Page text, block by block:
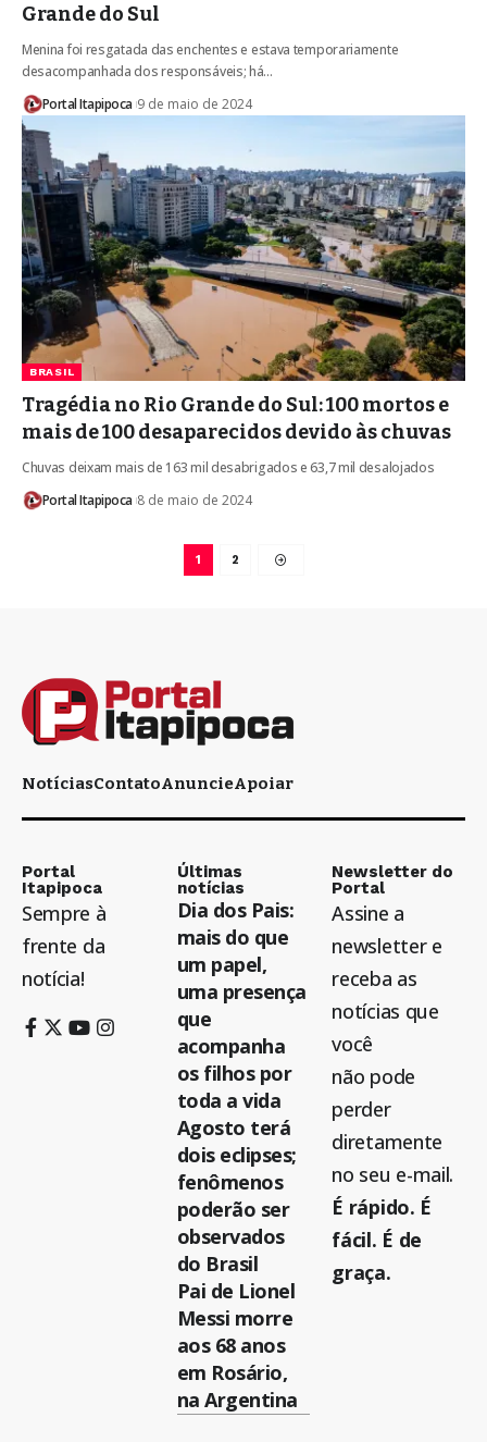
Grande do Sul
Menina foi resgatada das enchentes e estava temporariamente
desacompanhada dos responsáveis; há…
Portal Itapipoca 9 de maio de 2024
BRASIL
Tragédia no Rio Grande do Sul: 100 mortos e
mais de 100 desaparecidos devido às chuvas
Chuvas deixam mais de 163 mil desabrigados e 63,7 mil desalojados
Portal Itapipoca 8 de maio de 2024
1 2
NotíciasContatoAnuncieApoiar
Portal
Itapipoca
Sempre à
frente da
notícia!
Últimas
notícias
Dia dos Pais:
mais do que
um papel,
uma presença
que
acompanha
os filhos por
toda a vida
Agosto terá
dois eclipses;
fenômenos
poderão ser
observados
do Brasil
Pai de Lionel
Messi morre
aos 68 anos
em Rosário,
na Argentina
Newsletter do
Portal
Assine a
newsletter e
receba as
notícias que
você
não pode
perder
diretamente
no seu e-mail.
É rápido. É
fácil. É de
graça.